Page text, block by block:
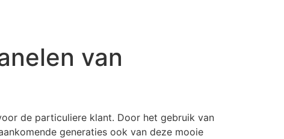
van
de particuliere klant. Door het gebruik van
generaties ook van deze mooie